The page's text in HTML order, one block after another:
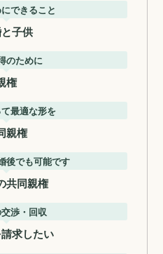
できること
子供
のために
権
最適な形を
親権
後でも可能です
共同親権
渉・回収
求したい